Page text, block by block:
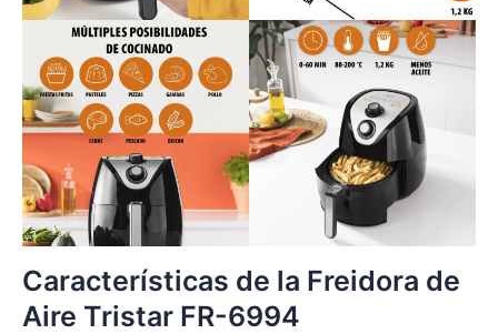
Características de la Freidora de
Aire Tristar FR-6994